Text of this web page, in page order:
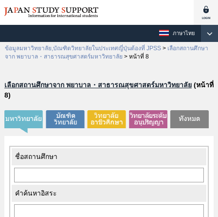
ภาษาไทย
ข้อมูลมหาวิทยาลัย,บัณฑิตวิทยาลัยในประเทศญี่ปุ่นต้องที่ JPSS > เลือกสถานศึกษา
จาก พยาบาล・สาธารณสุขศาสตร์มหาวิทยาลัย > หน้าที่ 8
เลือกสถานศึกษาจาก พยาบาล・สาธารณสุขศาสตร์มหาวิทยาลัย(หน้าที่
8)
ชื่อสถานศึกษา
คำค้นหาอิสระ